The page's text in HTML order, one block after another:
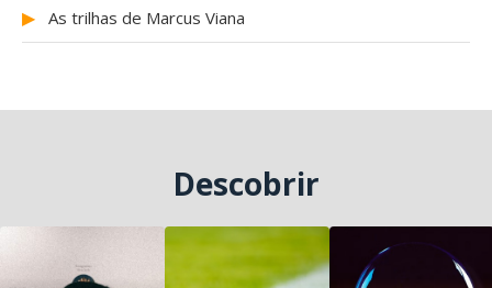
▶ As trilhas de Marcus Viana
Descobrir